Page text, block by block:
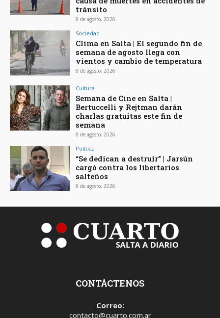
tránsito
8 de agosto, 2026
Sociedad
Clima en Salta | El segundo fin de
semana de agosto llega con
vientos y cambio de temperatura
8 de agosto, 2026
Cultura
Semana de Cine en Salta |
Bertuccelli y Rejtman darán
charlas gratuitas este fin de
semana
8 de agosto, 2026
Política
“Se dedican a destruir” | Jarsún
cargó contra los libertarios
salteños
8 de agosto, 2026
CONTÁCTENOS
Correo:
contacto@cuarto.com.ar